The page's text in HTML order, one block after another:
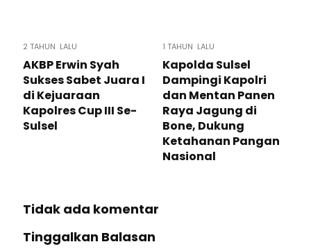
2 TAHUN LALU
AKBP Erwin Syah
Sukses Sabet Juara I
di Kejuaraan
Kapolres Cup III Se-
Sulsel
1 TAHUN LALU
Kapolda Sulsel
Dampingi Kapolri
dan Mentan Panen
Raya Jagung di
Bone, Dukung
Ketahanan Pangan
Nasional
Tidak ada komentar
Tinggalkan Balasan